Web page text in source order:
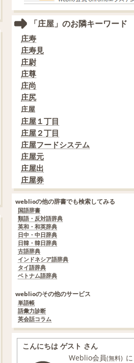
「庄屋」のお隣キーワード
庄寿
庄寿見
庄尉
庄尊
庄尚
庄尻
庄屋
庄屋１丁目
庄屋２丁目
庄屋フードシステム
庄屋元
庄屋出
庄屋券
weblioの他の辞書でも検索してみる
国語辞書
類語・反対語辞典
英和・和英辞典
日中・中日辞典
日韓・韓日辞典
古語辞典
インドネシア語辞典
タイ語辞典
ベトナム語辞典
weblioのその他のサービス
単語帳
語彙力診断
英会話コラム
こんにちは ゲスト さん
Weblio会員(無料)